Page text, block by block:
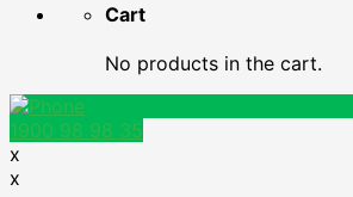
Cart
No products in the cart.
1900 98 98 35
x
x